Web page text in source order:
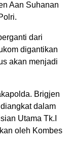
Aan Suhanan
dari
digantikan
akan menjadi
Brigjen
dalam
Utama Tk.I
oleh Kombes